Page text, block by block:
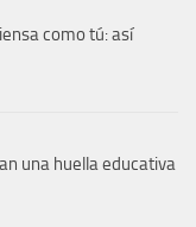
como tú: así
una huella educativa